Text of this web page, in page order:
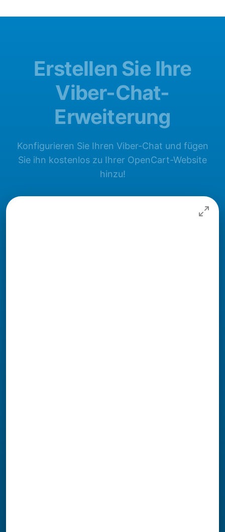
Erstellen Sie Ihre
Viber-Chat-
Erweiterung
Konfigurieren Sie Ihren Viber-Chat und fügen
Sie ihn kostenlos zu Ihrer OpenCart-Website
hinzu!